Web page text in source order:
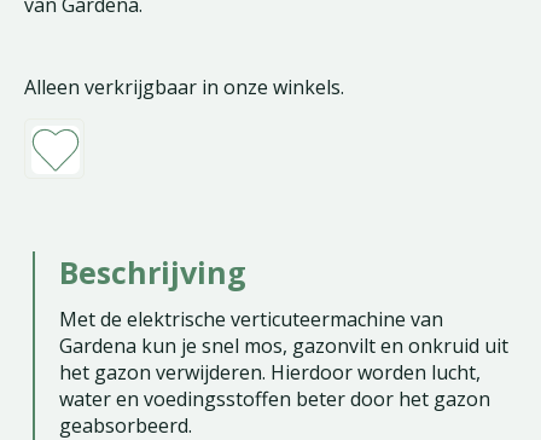
Alleen verkrijgbaar in onze winkels.
Beschrijving
Met de elektrische verticuteermachine van
Gardena kun je snel mos, gazonvilt en onkruid uit
het gazon verwijderen. Hierdoor worden lucht,
water en voedingsstoffen beter door het gazon
geabsorbeerd.